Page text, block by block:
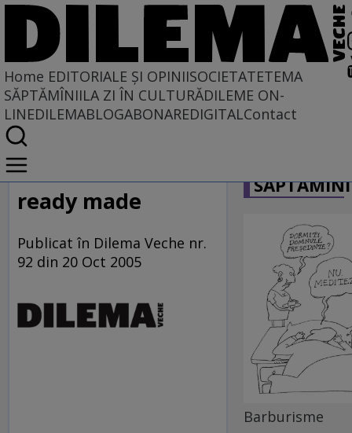
Home EDITORIALE ȘI OPINIISOCIETATETEMA
SĂPTĂMÎNIILA ZI ÎN CULTURĂDILEME ON-
LINEDILEMABLOGABONAREDIGITALContact
Home
EDITORIALE ȘI OPINII
PE CE LUME TRĂIM
ready made
Publicat în Dilema Veche nr.
92 din 20 Oct 2005
Barburisme